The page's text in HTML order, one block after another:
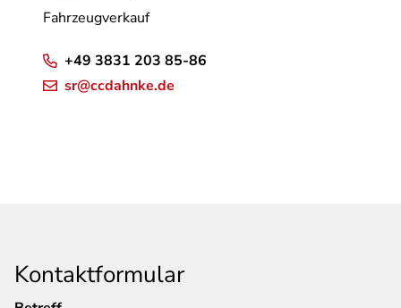
Fahrzeugverkauf
+49 3831 203 85-86
sr@ccdahnke.de
Kontaktformular